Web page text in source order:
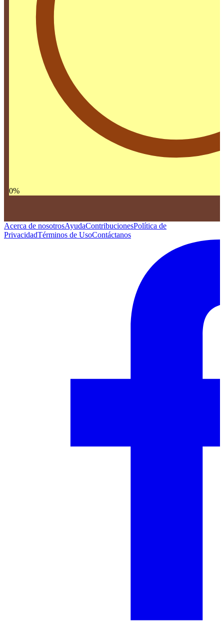
0%
Acerca de nosotrosAyudaContribucionesPolítica de
PrivacidadTérminos de UsoContáctanos